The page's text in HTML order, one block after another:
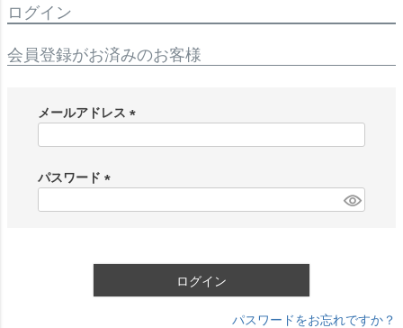
ログイン
会員登録がお済みのお客様
メールアドレス
)
パスワード
ログイン
パスワードをお忘れですか？